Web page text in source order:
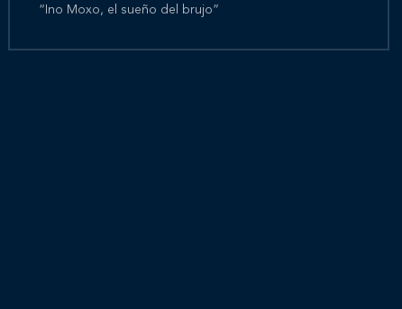
“Ino Moxo, el sueño del brujo”